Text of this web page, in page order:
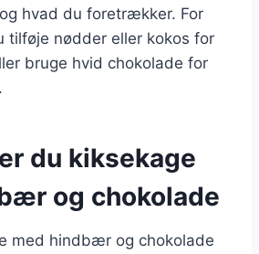
hvad du foretrækker. For
tilføje nødder eller kokos for
bruge hvid chokolade for
du kiksekage
og chokolade
med hindbær og chokolade